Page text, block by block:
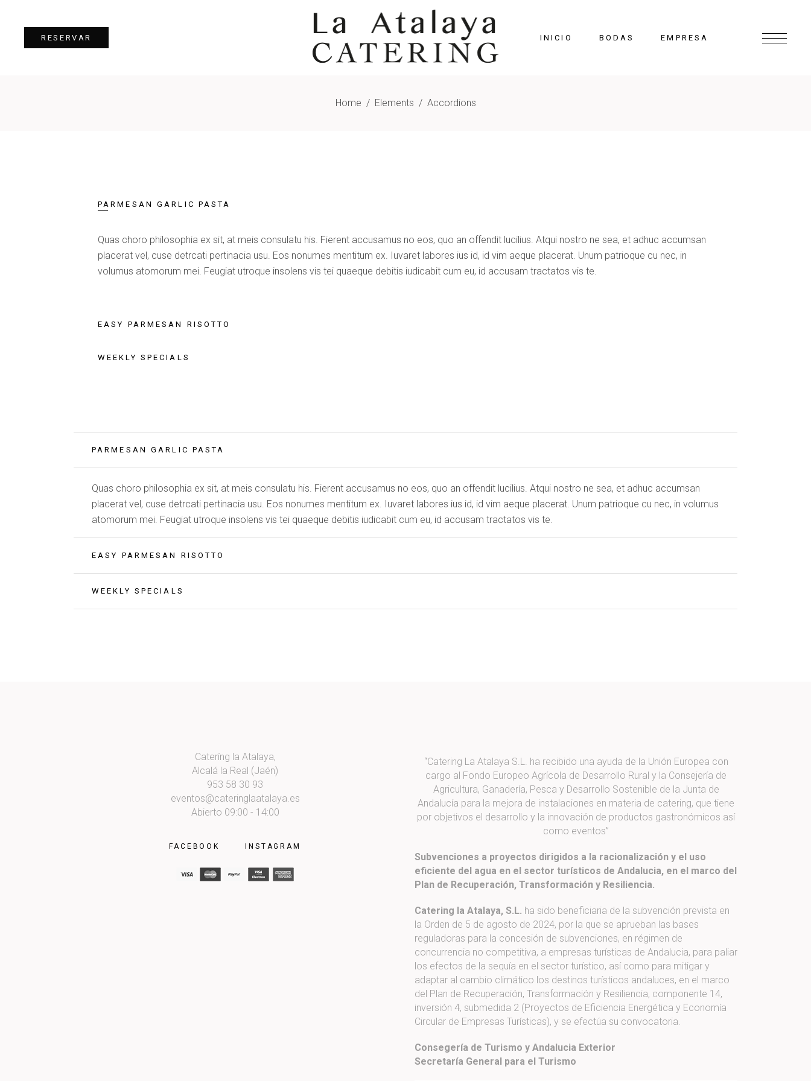
RESERVAR INICIO BODAS EMPRESA
Home / Elements / Accordions
PARMESAN GARLIC PASTA
Quas choro philosophia ex sit, at meis consulatu his. Fierent accusamus no eos, quo an offendit lucilius. Atqui nostro ne sea, et adhuc accumsan
placerat vel, cuse detrcati pertinacia usu. Eos nonumes mentitum ex. Iuvaret labores ius id, id vim aeque placerat. Unum patrioque cu nec, in
volumus atomorum mei. Feugiat utroque insolens vis tei quaeque debitis iudicabit cum eu, id accusam tractatos vis te.
EASY PARMESAN RISOTTO
WEEKLY SPECIALS
PARMESAN GARLIC PASTA
Quas choro philosophia ex sit, at meis consulatu his. Fierent accusamus no eos, quo an offendit lucilius. Atqui nostro ne sea, et adhuc accumsan
placerat vel, cuse detrcati pertinacia usu. Eos nonumes mentitum ex. Iuvaret labores ius id, id vim aeque placerat. Unum patrioque cu nec, in volumus
atomorum mei. Feugiat utroque insolens vis tei quaeque debitis iudicabit cum eu, id accusam tractatos vis te.
EASY PARMESAN RISOTTO
WEEKLY SPECIALS
Cateríng la Atalaya,
Alcalá la Real (Jaén)
953 58 30 93
eventos@cateringlaatalaya.es
Abierto 09:00 - 14:00
FACEBOOK INSTAGRAM
“Catering La Atalaya S.L. ha recibido una ayuda de la Unión Europea con
cargo al Fondo Europeo Agrícola de Desarrollo Rural y la Consejería de
Agricultura, Ganadería, Pesca y Desarrollo Sostenible de la Junta de
Andalucía para la mejora de instalaciones en materia de catering, que tiene
por objetivos el desarrollo y la innovación de productos gastronómicos así
como eventos”
Subvenciones a proyectos dirigidos a la racionalización y el uso
eficiente del agua en el sector turísticos de Andalucia, en el marco del
Plan de Recuperación, Transformación y Resiliencia.
Catering la Atalaya, S.L. ha sido beneficiaria de la subvención prevista en
la Orden de 5 de agosto de 2024, por la que se aprueban las bases
reguladoras para la concesión de subvenciones, en régimen de
concurrencia no competitiva, a empresas turísticas de Andalucia, para paliar
los efectos de la sequía en el sector turístico, así como para mitigar y
adaptar al cambio climático los destinos turísticos andaluces, en el marco
del Plan de Recuperación, Transformación y Resiliencia, componente 14,
inversión 4, submedida 2 (Proyectos de Eficiencia Energética y Economía
Circular de Empresas Turísticas), y se efectúa su convocatoria.
Consegería de Turismo y Andalucia Exterior
Secretaría General para el Turismo